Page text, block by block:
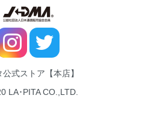
公式ストア【本店】
LA･PITA CO.,LTD.